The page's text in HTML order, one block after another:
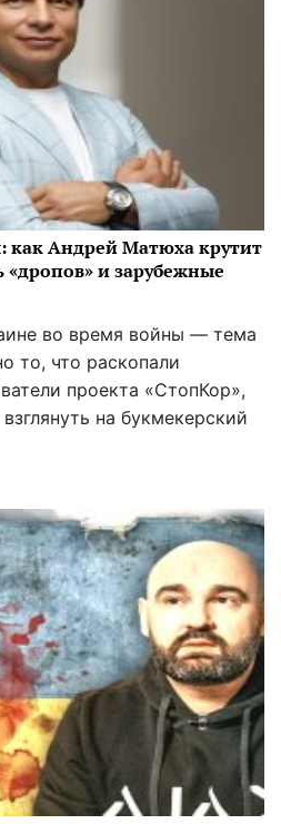
как Андрей Матюха крутит
и зарубежные
во время войны — тема
то, что раскопали
проекта «СтопКор»,
на букмекерский